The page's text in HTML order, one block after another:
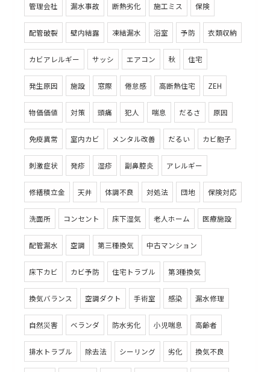
管理会社 漏水事故 断熱劣化 施工ミス 保険
配管破裂 壁内結露 凍結漏水 浴室 予防 衣類収納
カビアレルギー サッシ エアコン 秋 住宅
発生原因 施設 窓際 倦怠感 高断熱住宅 ZEH
物価価値 対策 頭痛 犯人 喘息 だるさ 原因
免疫異常 室内カビ メンタル改善 だるい カビ胞子
刺激症状 発疹 湿疹 副鼻腔炎 アレルギー
修繕積立金 天井 体調不良 対処法 団地 保険対応
洗面所 コンセント 床下湿気 老人ホーム 医療施設
配管漏水 空調 第三種換気 中古マンション
床下カビ カビ予防 住宅トラブル 第3種換気
換気バランス 空調ダクト 手術室 感染 漏水修理
自然災害 ベランダ 防水劣化 小児喘息 高齢者
排水トラブル 除去法 シーリング 劣化 換気不良